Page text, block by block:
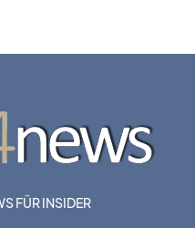
FÜR INSIDER